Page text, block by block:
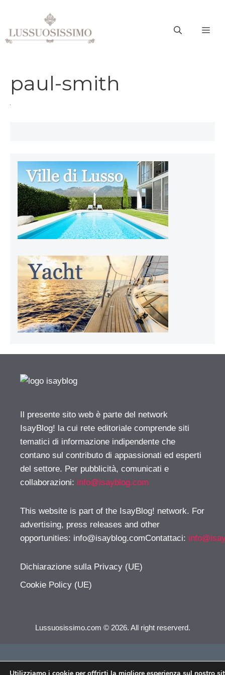
contenuto
paul-smith
Il presente sito web è parte del network
IsayBlog! la cui rete editoriale comprende siti
tematici di informazione indipendente che
contano sul contributo di appassionati ed esperti
del settore. Per pubblicità, comunicati e
collaborazioni: info@isayblog.com
This website is part of the IsayBlog! network. For
advertising, press releases and other
opportunities: info@isayblog.comContattaci:
Dichiarazione sulla Privacy (UE)
Cookie Policy (UE)
Lussuosissimo.com © 2026. All right reserverd.